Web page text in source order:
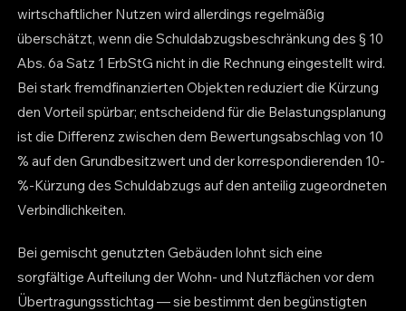
wirtschaftlicher Nutzen wird allerdings regelmäßig
überschätzt, wenn die Schuldabzugsbeschränkung des § 10
Abs. 6a Satz 1 ErbStG nicht in die Rechnung eingestellt wird.
Bei stark fremdfinanzierten Objekten reduziert die Kürzung
den Vorteil spürbar; entscheidend für die Belastungsplanung
ist die Differenz zwischen dem Bewertungsabschlag von 10
% auf den Grundbesitzwert und der korrespondierenden 10-
%-Kürzung des Schuldabzugs auf den anteilig zugeordneten
Verbindlichkeiten.
Bei gemischt genutzten Gebäuden lohnt sich eine
sorgfältige Aufteilung der Wohn- und Nutzflächen vor dem
Übertragungsstichtag — sie bestimmt den begünstigten